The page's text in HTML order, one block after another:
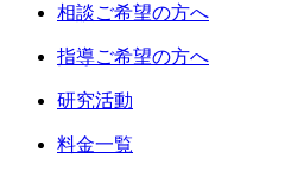
相談ご希望の方へ
指導ご希望の方へ
研究活動
料金一覧